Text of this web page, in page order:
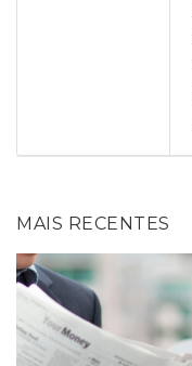
MAIS RECENTES